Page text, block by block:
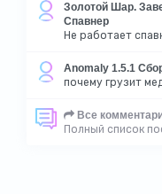
Золотой Шар.
Спавнер
Не работает
Anomaly 1.5.1
почему грузит
Все
Полный список